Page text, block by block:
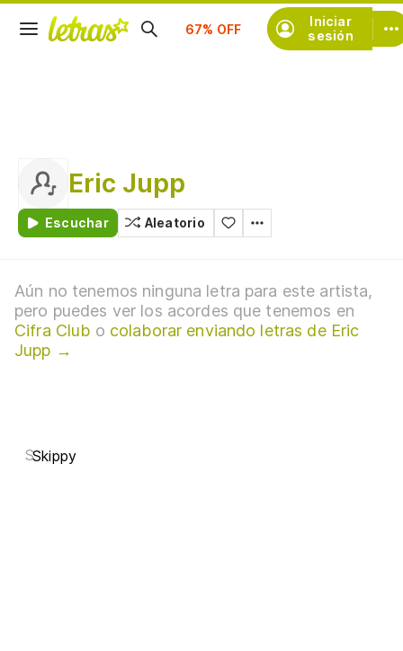
Iniciar
sesión
Suscríbete
Eric Jupp
Escuchar Aleatorio
Aún no tenemos ninguna letra para este artista,
pero puedes ver los acordes que tenemos en
Cifra Club o colaborar enviando letras de Eric
Jupp →
SSkippy